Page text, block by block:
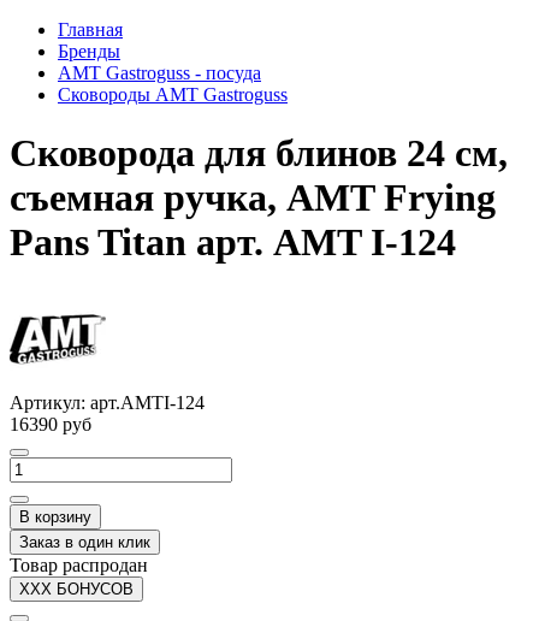
Главная
Бренды
AMT Gastroguss - посуда
Сковороды AMT Gastroguss
Сковорода для блинов 24 см,
съемная ручка, AMT Frying
Pans Titan арт. AMT I-124
Артикул: арт.AMTI-124
16390 руб
В корзину
Заказ в один клик
Товар распродан
XXX БОНУСОВ